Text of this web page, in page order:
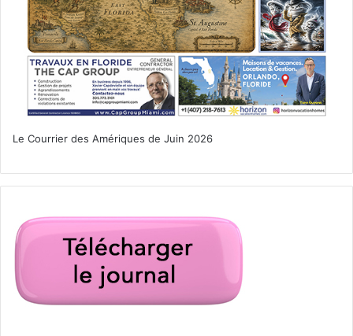
Le Courrier des Amériques de Juin 2026